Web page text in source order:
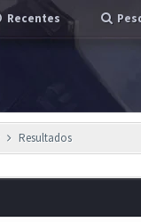
Recentes
Resultados